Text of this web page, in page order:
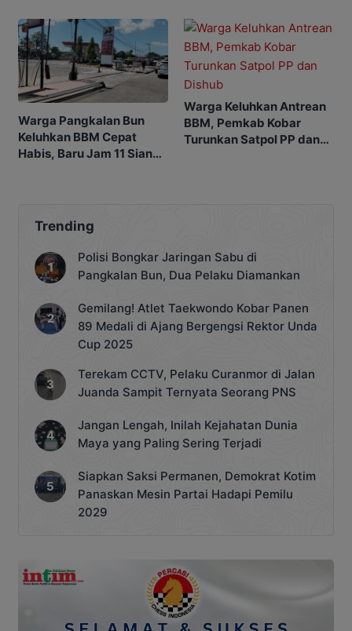
Penyalahgunaan
Warga Pangkalan Bun
Keluhkan BBM Cepat
Habis, Baru Jam 11 Siang
Warga Keluhkan Antrean
BBM, Pemkab Kobar
Turunkan Satpol PP dan
Trending
Polisi Bongkar Jaringan Sabu di
Pangkalan Bun, Dua Pelaku Diamankan
Gemilang! Atlet Taekwondo Kobar Panen
89 Medali di Ajang Bergengsi Rektor Unda
Cup 2025
Terekam CCTV, Pelaku Curanmor di Jalan
Juanda Sampit Ternyata Seorang PNS
Jangan Lengah, Inilah Kejahatan Dunia
Maya yang Paling Sering Terjadi
Siapkan Saksi Permanen, Demokrat Kotim
Panaskan Mesin Partai Hadapi Pemilu
2029